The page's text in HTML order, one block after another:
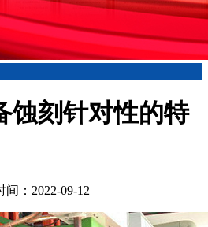
蚀刻针对性的特
：2022-09-12